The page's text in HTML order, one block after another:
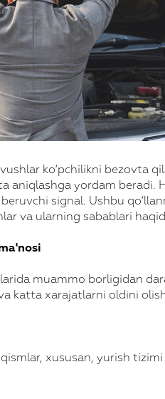
ko‘pchilikni bezovta
aniqlashga yordam beradi.
signal. Ushbu
va ularning sabablari
muammo borligidan
katta xarajatlarni oldini
xususan, yurish tizimi